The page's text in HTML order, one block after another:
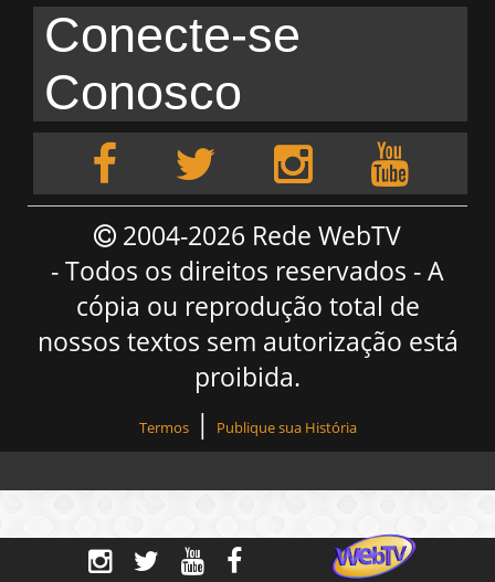
Conecte-se
Conosco
2004-2026 Rede WebTV
- Todos os direitos reservados - A
cópia ou reprodução total de
nossos textos sem autorização está
proibida.
Termos| Publique sua História